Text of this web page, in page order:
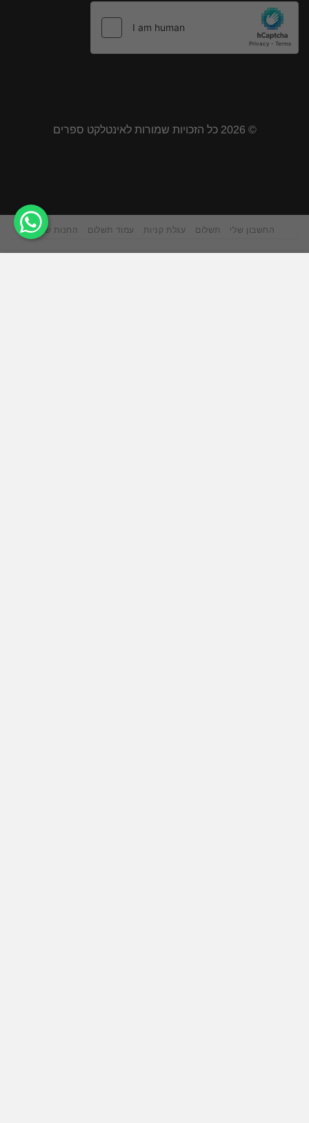
© 2026 כל הזכויות שמורות לאינטלקט ספרים
החשבון שלי תשלום עגלת קניות עמוד תשלום החנות שלנו